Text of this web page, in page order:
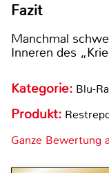
Fazit
Manchmal
Inneren des
Kategorie: Blu-
Produkt:
Ganze Bewertung